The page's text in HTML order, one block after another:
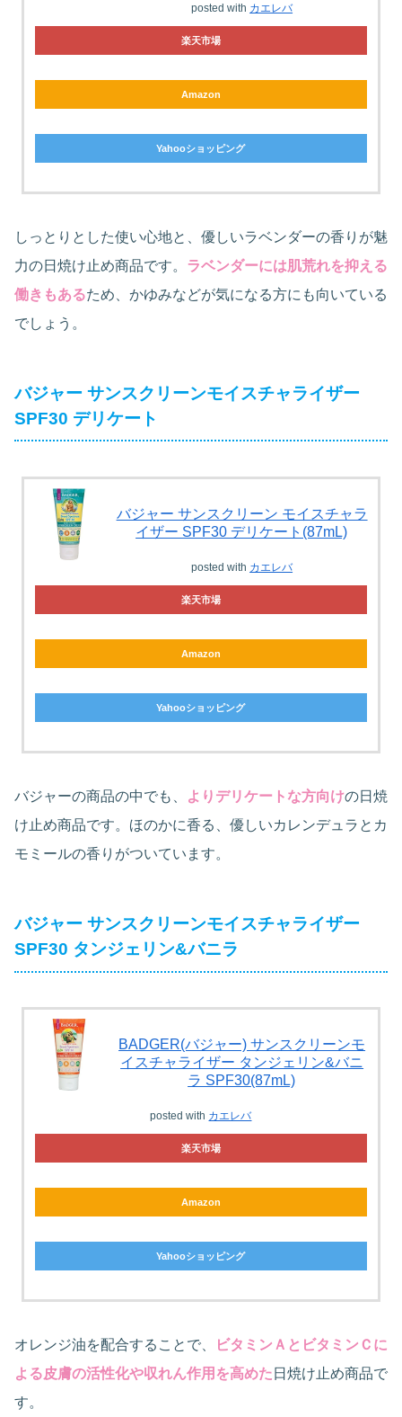
posted with カエレバ
楽天市場
Amazon
Yahooショッピング
しっとりとした使い心地と、優しいラベンダーの香りが魅
力の日焼け止め商品です。 ラベンダーには肌荒れを抑える
働きもあるため、かゆみなどが気になる方にも向いている
でしょう。
バジャー サンスクリーンモイスチャライザー
SPF30 デリケート
バジャー サンスクリーン モイスチャラ
イザー SPF30 デリケート(87mL)
posted with カエレバ
楽天市場
Amazon
Yahooショッピング
バジャーの商品の中でも、 よりデリケートな方向けの日焼
け止め商品です。ほのかに香る、優しいカレンデュラとカ
モミールの香りがついています。
バジャー サンスクリーンモイスチャライザー
SPF30 タンジェリン&バニラ
BADGER(バジャー) サンスクリーンモ
イスチャライザー タンジェリン&バニ
ラ SPF30(87mL)
posted with カエレバ
楽天市場
Amazon
Yahooショッピング
オレンジ油を配合することで、
ビタミンＡとビタミンＣに
よる皮膚の活性化や収れん作用を高めた 日焼け止め商品で
す。